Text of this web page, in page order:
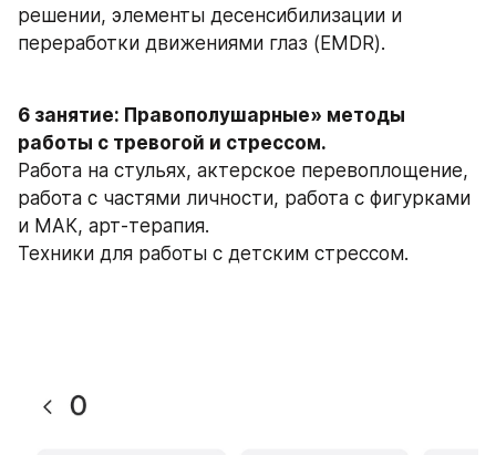
решении, элементы десенсибилизации и
переработки движениями глаз (EMDR).
6 занятие: Правополушарные» методы
работы с тревогой и стрессом.
Работа на стульях, актерское перевоплощение,
работа с частями личности, работа с фигурками
и МАК, арт-терапия.
Техники для работы с детским стрессом.